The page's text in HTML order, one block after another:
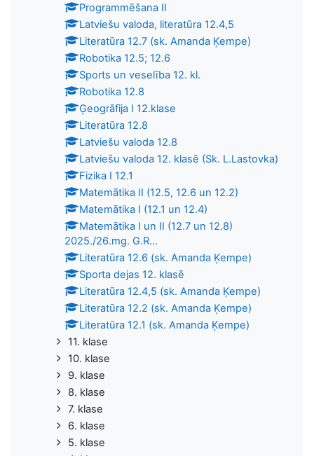
Programmēšana II
Latviešu valoda, literatūra 12.4,5
Literatūra 12.7 (sk. Amanda Ķempe)
Robotika 12.5; 12.6
Sports un veselība 12. kl.
Robotika 12.8
Ģeogrāfija I 12.klase
Literatūra 12.8
Latviešu valoda 12.8
Latviešu valoda 12. klasē (Sk. L.Lastovka)
Fizika I 12.1
Matemātika II (12.5, 12.6 un 12.2)
Matemātika I (12.1 un 12.4)
Matemātika I un II (12.7 un 12.8)
2025./26.mg. G.R...
Literatūra 12.6 (sk. Amanda Ķempe)
Sporta dejas 12. klasē
Literatūra 12.4,5 (sk. Amanda Ķempe)
Literatūra 12.2 (sk. Amanda Ķempe)
Literatūra 12.1 (sk. Amanda Ķempe)
11. klase
10. klase
9. klase
8. klase
7. klase
6. klase
5. klase